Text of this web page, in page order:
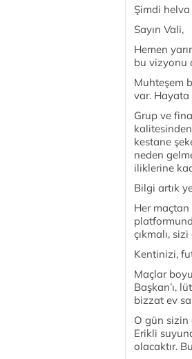
Şimdi helva
Sayın Vali,
Hemen
bu vizyonu
Muhteşem
var.
Grup ve
kestane
neden
iliklerine
Bilgi artık
Her
çıkmalı,
Kentinizi,
Maçlar
Başkan’ı,
bizzat ev
O gün sizin
Erikli
olacaktır.